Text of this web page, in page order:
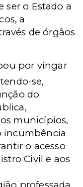
ser o Estado a
a
de órgãos
por vingar
tendo-se,
do
municípios,
incumbência
o acesso
Civil e aos